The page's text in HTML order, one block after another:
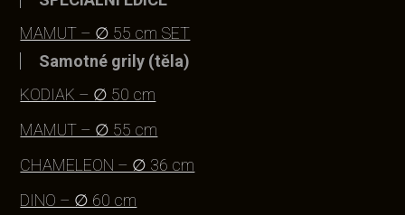
MAMUT – ∅ 55 cm SET
Samotné grily (těla)
KODIAK – ∅ 50 cm
MAMUT – ∅ 55 cm
CHAMELEON – ∅ 36 cm
DINO – ∅ 60 cm